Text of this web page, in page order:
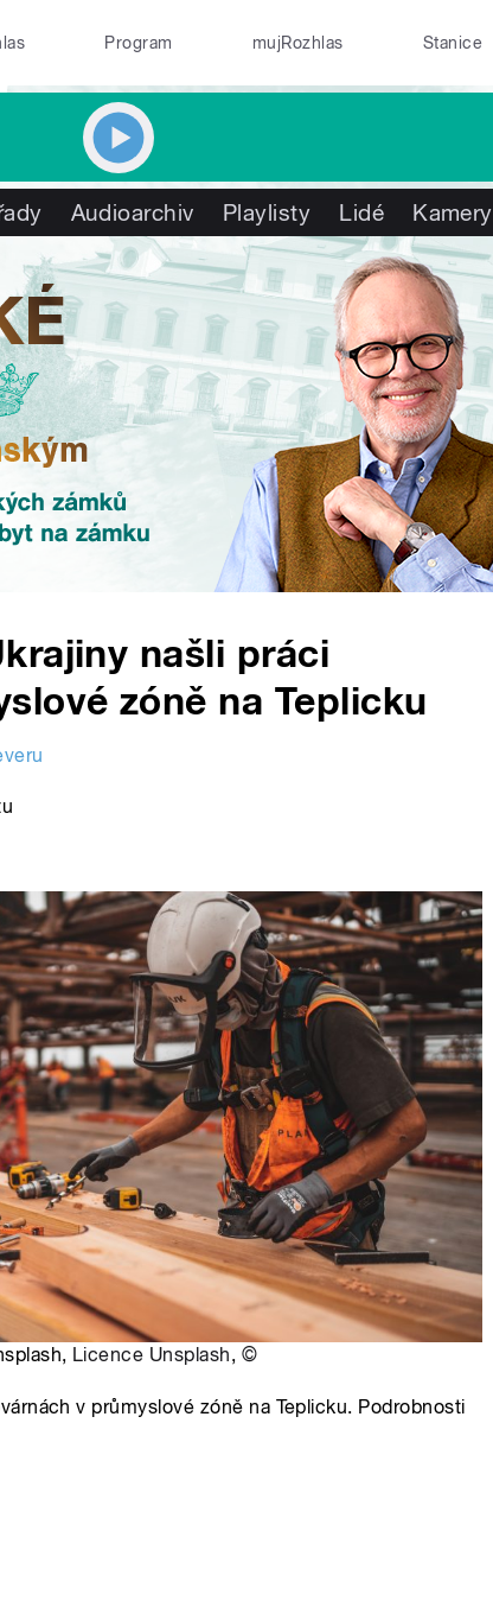
Program mujRozhlas Stanice
Audioarchiv Playlisty Lidé Kamery
našli práci
zóně na Teplicku
Licence Unsplash, ©
v průmyslové zóně na Teplicku. Podrobnosti